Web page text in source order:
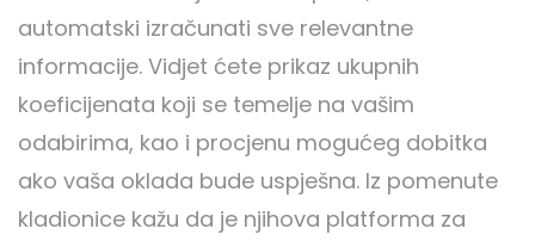
automatski izračunati sve relevantne
informacije. Vidjet ćete prikaz ukupnih
koeficijenata koji se temelje na vašim
odabirima, kao i procjenu mogućeg dobitka
ako vaša oklada bude uspješna. Iz pomenute
kladionice kažu da je njihova platforma za